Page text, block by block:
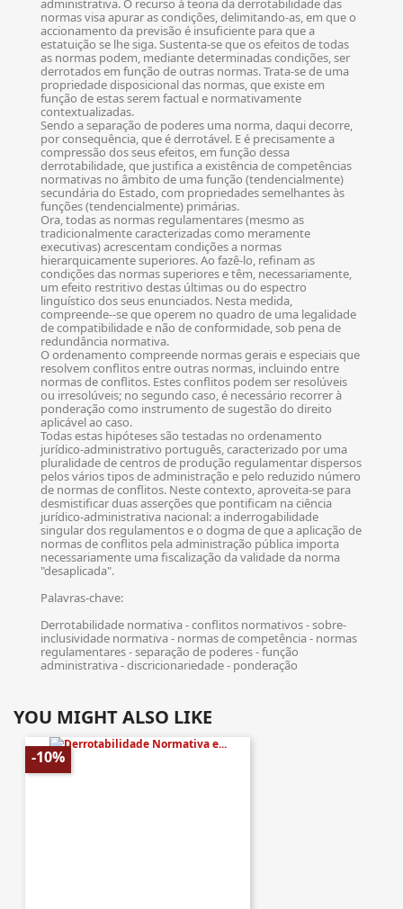
administrativa. O recurso à teoria da derrotabilidade das
normas visa apurar as condições, delimitando-as, em que o
accionamento da previsão é insuficiente para que a
estatuição se lhe siga. Sustenta-se que os efeitos de todas
as normas podem, mediante determinadas condições, ser
derrotados em função de outras normas. Trata-se de uma
propriedade disposicional das normas, que existe em
função de estas serem factual e normativamente
contextualizadas.
Sendo a separação de poderes uma norma, daqui decorre,
por consequência, que é derrotável. E é precisamente a
compressão dos seus efeitos, em função dessa
derrotabilidade, que justifica a existência de competências
normativas no âmbito de uma função (tendencialmente)
secundária do Estado, com propriedades semelhantes às
funções (tendencialmente) primárias.
Ora, todas as normas regulamentares (mesmo as
tradicionalmente caracterizadas como meramente
executivas) acrescentam condições a normas
hierarquicamente superiores. Ao fazê-lo, refinam as
condições das normas superiores e têm, necessariamente,
um efeito restritivo destas últimas ou do espectro
linguístico dos seus enunciados. Nesta medida,
compreende--se que operem no quadro de uma legalidade
de compatibilidade e não de conformidade, sob pena de
redundância normativa.
O ordenamento compreende normas gerais e especiais que
resolvem conflitos entre outras normas, incluindo entre
normas de conflitos. Estes conflitos podem ser resolúveis
ou irresolúveis; no segundo caso, é necessário recorrer à
ponderação como instrumento de sugestão do direito
aplicável ao caso.
Todas estas hipóteses são testadas no ordenamento
jurídico-administrativo português, caracterizado por uma
pluralidade de centros de produção regulamentar dispersos
pelos vários tipos de administração e pelo reduzido número
de normas de conflitos. Neste contexto, aproveita-se para
desmistificar duas asserções que pontificam na ciência
jurídico-administrativa nacional: a inderrogabilidade
singular dos regulamentos e o dogma de que a aplicação de
normas de conflitos pela administração pública importa
necessariamente uma fiscalização da validade da norma
"desaplicada".
Palavras-chave:
Derrotabilidade normativa - conflitos normativos - sobre-
inclusividade normativa - normas de competência - normas
regulamentares - separação de poderes - função
administrativa - discricionariedade - ponderação
YOU MIGHT ALSO LIKE
-10%